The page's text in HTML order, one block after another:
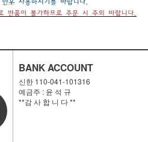
BANK ACCOUNT
신한 110-041-101316
예금주 : 윤 석 규
**감 사 합 니 다 **